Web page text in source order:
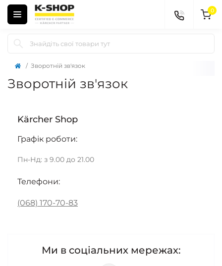
0
Зворотній зв'язок
Зворотній зв'язок
Kärcher Shop
Графік роботи:
Пн-Нд: з 9.00 до 21.00
Телефони:
(068) 170-70-83
Ми в соціальних мережах: